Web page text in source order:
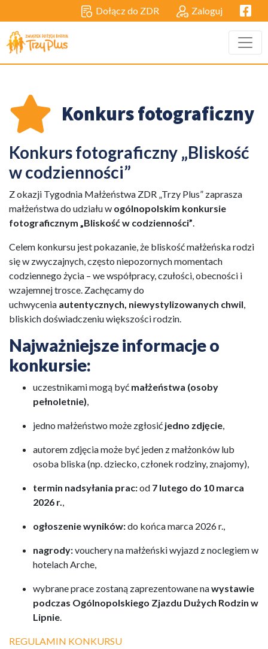
Dołącz do ZDR Zaloguj
Konkurs fotograficzny
Konkurs fotograficzny „Bliskość
w codzienności”
Z okazji Tygodnia Małżeństwa ZDR „Trzy Plus” zaprasza
małżeństwa do udziału w ogólnopolskim konkursie
fotograficznym „Bliskość w codzienności”.
Celem konkursu jest pokazanie, że bliskość małżeńska rodzi
się w zwyczajnych, często niepozornych momentach
codziennego życia – we współpracy, czułości, obecności i
wzajemnej trosce. Zachęcamy do
uchwycenia autentycznych, niewystylizowanych chwil,
bliskich doświadczeniu większości rodzin.
Najważniejsze informacje o
konkursie:
uczestnikami mogą być małżeństwa (osoby
pełnoletnie),
jedno małżeństwo może zgłosić jedno zdjęcie,
autorem zdjęcia może być jeden z małżonków lub
osoba bliska (np. dziecko, członek rodziny, znajomy),
termin nadsyłania prac:od 7 lutego do 10 marca
2026 r.,
ogłoszenie wyników:do końca marca 2026 r.,
nagrody:vouchery na małżeński wyjazd z noclegiem w
hotelach Arche,
wybrane prace zostaną zaprezentowane nawystawie
podczas Ogólnopolskiego Zjazdu Dużych Rodzin w
Lipnie.
REGULAMIN KONKURSU